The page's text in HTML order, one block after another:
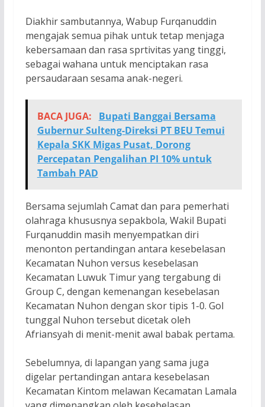
Diakhir sambutannya, Wabup Furqanuddin
mengajak semua pihak untuk tetap menjaga
kebersamaan dan rasa sprtivitas yang tinggi,
sebagai wahana untuk menciptakan rasa
persaudaraan sesama anak-negeri.
BACA JUGA:
Bupati Banggai Bersama
Gubernur Sulteng-Direksi PT BEU Temui
Kepala SKK Migas Pusat, Dorong
Percepatan Pengalihan PI 10% untuk
Tambah PAD
Bersama sejumlah Camat dan para pemerhati
olahraga khususnya sepakbola, Wakil Bupati
Furqanuddin masih menyempatkan diri
menonton pertandingan antara kesebelasan
Kecamatan Nuhon versus kesebelasan
Kecamatan Luwuk Timur yang tergabung di
Group C, dengan kemenangan kesebelasan
Kecamatan Nuhon dengan skor tipis 1-0. Gol
tunggal Nuhon tersebut dicetak oleh
Afriansyah di menit-menit awal babak pertama.
Sebelumnya, di lapangan yang sama juga
digelar pertandingan antara kesebelasan
Kecamatan Kintom melawan Kecamatan Lamala